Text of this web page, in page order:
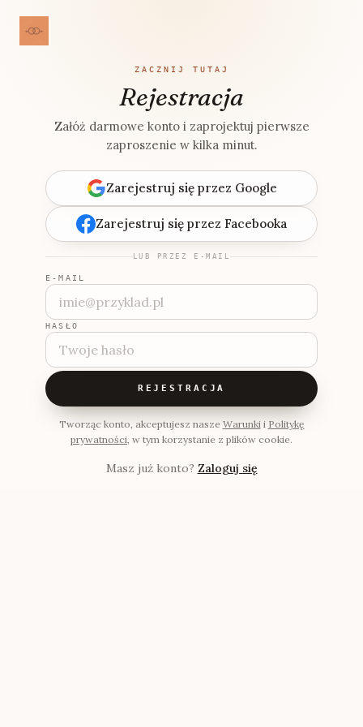
ZACZNIJ TUTAJ
Rejestracja
Załóż darmowe konto i zaprojektuj pierwsze
zaproszenie w kilka minut.
Zarejestruj się przez Google
Zarejestruj się przez Facebooka
LUB PRZEZ E-MAIL
E-MAIL
HASŁO
REJESTRACJA
Tworząc konto, akceptujesz nasze Warunkii Politykę
prywatności, w tym korzystanie z plików cookie.
Masz już konto? Zaloguj się